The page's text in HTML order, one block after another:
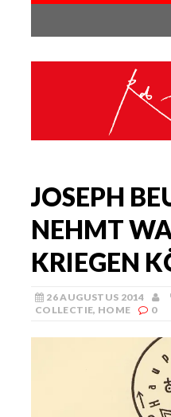
JOSEPH
NEHMT
KRIEGEN
26 AUGUSTUS 2014
COLLECTIE, HOME 0